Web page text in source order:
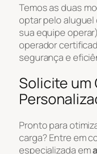
Temos as duas
optar pelo
sua equipe
operador
segurança e
Solicite um
Pronto para
carga? Entre em
especializada em